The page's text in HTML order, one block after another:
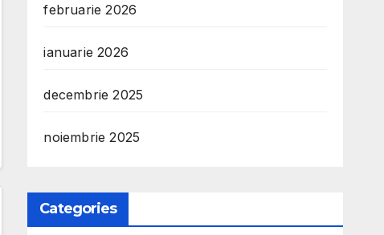
februarie 2026
ianuarie 2026
decembrie 2025
noiembrie 2025
Categories